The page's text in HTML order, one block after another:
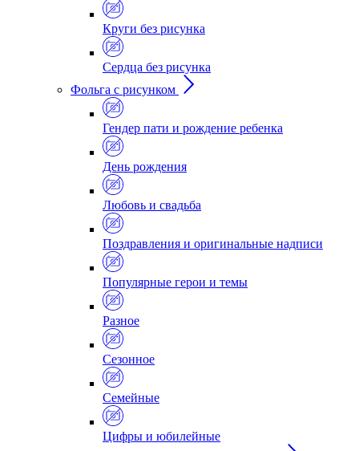
Круги без рисунка
Сердца без рисунка
Фольга с рисунком
Гендер пати и рождение ребенка
День рождения
Любовь и свадьба
Поздравления и оригинальные надписи
Популярные герои и темы
Разное
Сезонное
Семейные
Цифры и юбилейные